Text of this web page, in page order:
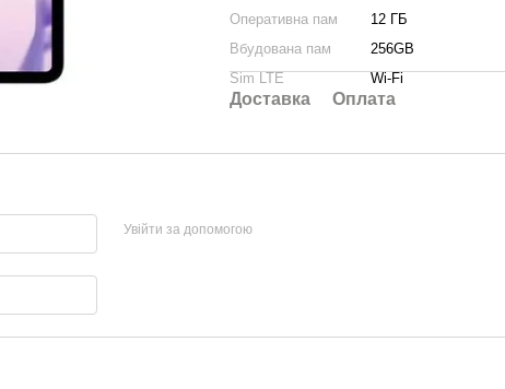
Оперативна пам
12 ГБ
Вбудована пам
256GB
Sim LTE
Wi-Fi
Доставка Оплата
Увійти за допомогою